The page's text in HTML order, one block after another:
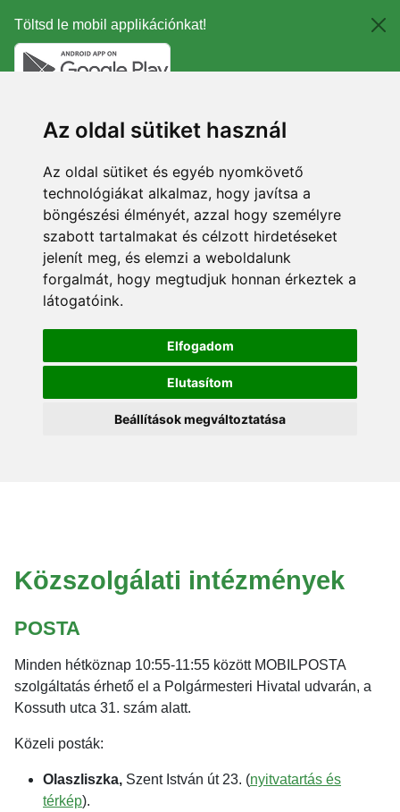
Töltsd le mobil applikációnkat!
Az oldal sütiket használ
Az oldal sütiket és egyéb nyomkövető
technológiákat alkalmaz, hogy javítsa a
böngészési élményét, azzal hogy személyre
szabott tartalmakat és célzott hirdetéseket
jelenít meg, és elemzi a weboldalunk
forgalmát, hogy megtudjuk honnan érkeztek a
látogatóink.
Elfogadom
Elutasítom
Beállítások megváltoztatása
Közszolgálati intézmények
POSTA
Minden hétköznap 10:55-11:55 között MOBILPOSTA
szolgáltatás érhető el a Polgármesteri Hivatal udvarán, a
Kossuth utca 31. szám alatt.
Közeli posták:
Olaszliszka, Szent István út 23. (nyitvatartás és
térkép).